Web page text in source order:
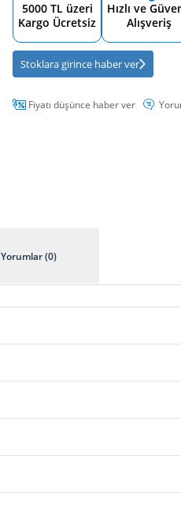
5000 TL üzeri
Kargo Ücretsiz
Hızlı ve
Alışveriş
Stoklara girince haber ver
Fiyatı düşünce haber ver
Yorumlar (0)